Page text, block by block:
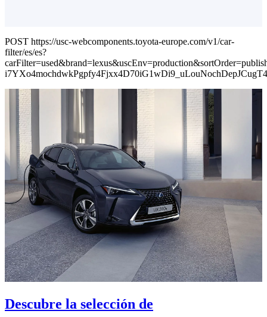
POST https://usc-webcomponents.toyota-europe.com/v1/car-
filter/es/es?
Descubre la selección de